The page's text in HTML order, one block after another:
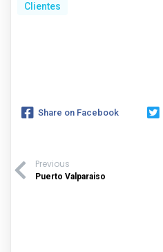
Clientes
Share on Facebook
Previous
Puerto Valparaiso